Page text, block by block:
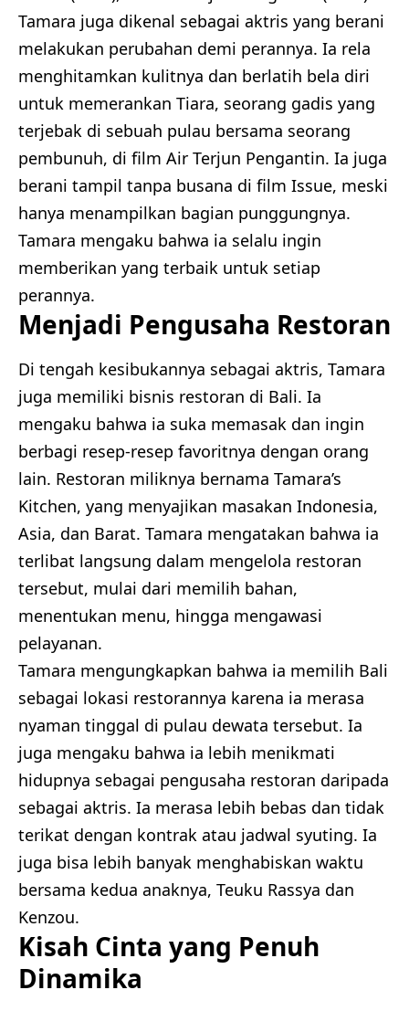
Tamara juga dikenal sebagai aktris yang berani
melakukan perubahan demi perannya. Ia rela
menghitamkan kulitnya dan berlatih bela diri
untuk memerankan Tiara, seorang gadis yang
terjebak di sebuah pulau bersama seorang
pembunuh, di film Air Terjun Pengantin. Ia juga
berani tampil tanpa busana di film Issue, meski
hanya menampilkan bagian punggungnya.
Tamara mengaku bahwa ia selalu ingin
memberikan yang terbaik untuk setiap
perannya.
Menjadi Pengusaha Restoran
Di tengah kesibukannya sebagai aktris, Tamara
juga memiliki bisnis restoran di Bali. Ia
mengaku bahwa ia suka memasak dan ingin
berbagi resep-resep favoritnya dengan orang
lain. Restoran miliknya bernama Tamara’s
Kitchen, yang menyajikan masakan Indonesia,
Asia, dan Barat. Tamara mengatakan bahwa ia
terlibat langsung dalam mengelola restoran
tersebut, mulai dari memilih bahan,
menentukan menu, hingga mengawasi
pelayanan.
Tamara mengungkapkan bahwa ia memilih Bali
sebagai lokasi restorannya karena ia merasa
nyaman tinggal di pulau dewata tersebut. Ia
juga mengaku bahwa ia lebih menikmati
hidupnya sebagai pengusaha restoran daripada
sebagai aktris. Ia merasa lebih bebas dan tidak
terikat dengan kontrak atau jadwal syuting. Ia
juga bisa lebih banyak menghabiskan waktu
bersama kedua anaknya, Teuku Rassya dan
Kenzou.
Kisah Cinta yang Penuh
Dinamika